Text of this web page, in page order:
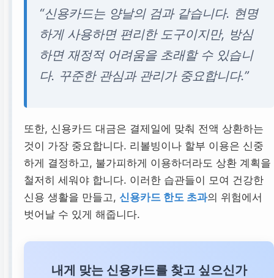
“신용카드는 양날의 검과 같습니다. 현명
하게 사용하면 편리한 도구이지만, 방심
하면 재정적 어려움을 초래할 수 있습니
다. 꾸준한 관심과 관리가 중요합니다.”
또한, 신용카드 대금은 결제일에 맞춰 전액 상환하는
것이 가장 중요합니다. 리볼빙이나 할부 이용은 신중
하게 결정하고, 불가피하게 이용하더라도 상환 계획을
철저히 세워야 합니다. 이러한 습관들이 모여 건강한
신용 생활을 만들고,신용카드 한도 초과의 위험에서
벗어날 수 있게 해줍니다.
내게 맞는 신용카드를 찾고 싶으신가